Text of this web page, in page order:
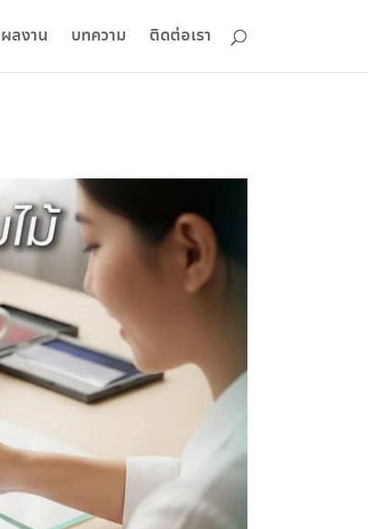
ผลงาน บทความ ติดต่อเรา